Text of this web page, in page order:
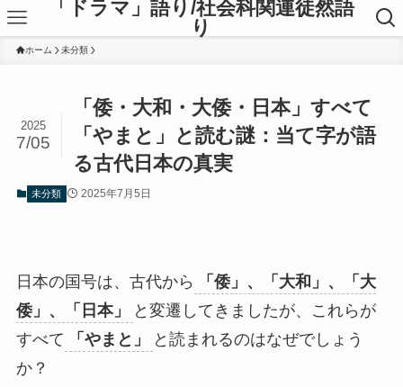
「ドラマ」語り/社会科関連徒然語
り
ホーム 未分類
「倭・大和・大倭・日本」すべて
「やまと」と読む謎：当て字が語
る古代日本の真実
2025
7/05
未分類 2025年7月5日
日本の国号は、古代から
「倭」、「大和」、「大
倭」、「日本」
と変遷してきましたが、これらが
すべて
「やまと」
と読まれるのはなぜでしょう
か？